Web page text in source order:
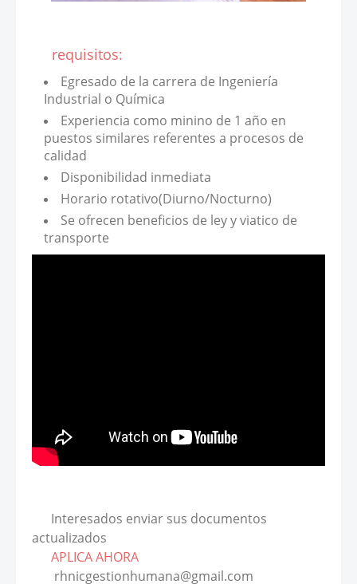
requisitos:
Egresado de la carrera de Ingeniería
Industrial o Química
Experiencia como minino de 1 año en
puestos similares referentes a procesos de
calidad
Disponibilidad inmediata
Horario rotativo(Diurno/Nocturno)
Se ofrecen beneficios de ley y viatico de
transporte
Interesados enviar sus documentos
actualizados
APLICA AHORA
rhnicgestionhumana@gmail.com